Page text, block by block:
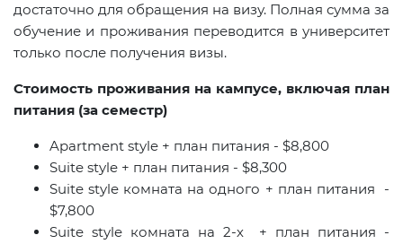
достаточно для обращения на визу. Полная сумма за
обучение и проживания переводится в университет
только после получения визы.
Стоимость проживания на кампусе, включая план
питания (за семестр)
Apartment style + план питания - $8,800
Suite style + план питания - $8,300
Suite style комната на одного + план питания -
$7,800
Suite styleкомната на 2-х + план питания -